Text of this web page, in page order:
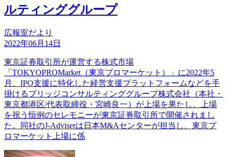
ルティンググループ
広報室だより
2022年06月14日
東京証券取引所が運営する株式市場
「TOKYOPROMarket（東京プロマーケット）」に2022年5
月、IPO支援に特化した経営支援プラットフォームなどを手
掛けるブリッジコンサルティンググループ株式会社（本社・
東京都港区/代表取締役・宮崎良一）が上場を果たし、上場
を祝う恒例のセレモニーが東京証券取引所で開催されまし
た。同社のJ-Adviserは日本M&Aセンターが担当し、東京プ
ロマーケット上場に係